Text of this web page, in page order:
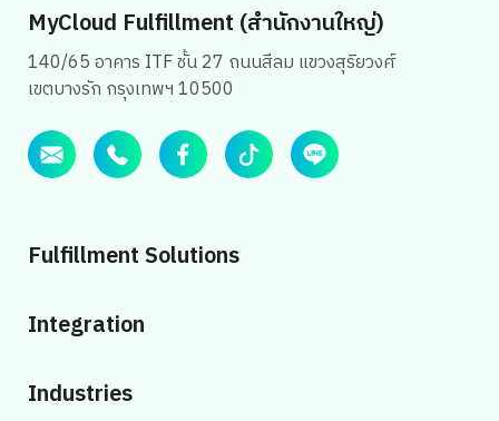
MyCloud Fulfillment (สำนักงานใหญ่)
140/65 อาคาร ITF ชั้น 27 ถนนสีลม แขวงสุริยวงศ์
เขตบางรัก กรุงเทพฯ 10500
Fulfillment Solutions
Integration
Industries